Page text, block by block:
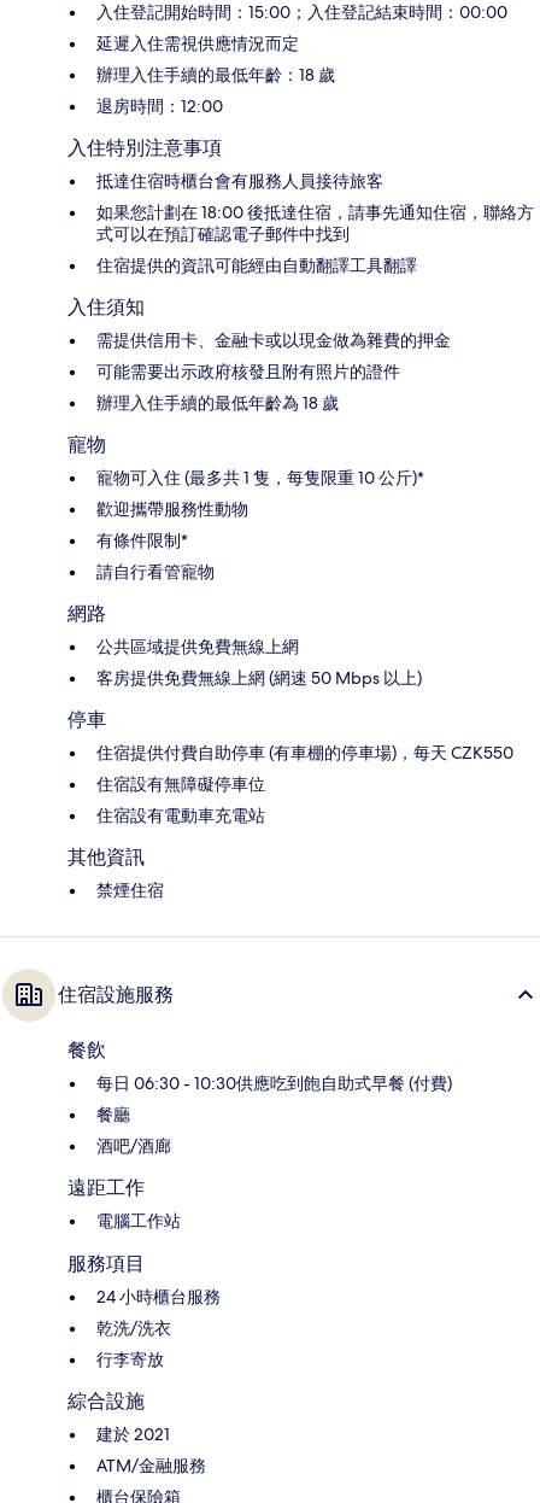
入住登記開始時間：15:00；入住登記結束時間：00:00
延遲入住需視供應情況而定
辦理入住手續的最低年齡：18 歲
退房時間：12:00
入住特別注意事項
抵達住宿時櫃台會有服務人員接待旅客
如果您計劃在 18:00 後抵達住宿，請事先通知住宿，聯絡方
式可以在預訂確認電子郵件中找到
住宿提供的資訊可能經由自動翻譯工具翻譯
入住須知
需提供信用卡、金融卡或以現金做為雜費的押金
可能需要出示政府核發且附有照片的證件
辦理入住手續的最低年齡為 18 歲
寵物
寵物可入住 (最多共 1 隻，每隻限重 10 公斤)*
歡迎攜帶服務性動物
有條件限制*
請自行看管寵物
網路
公共區域提供免費無線上網
客房提供免費無線上網 (網速 50 Mbps 以上)
停車
住宿提供付費自助停車 (有車棚的停車場)，每天 CZK550
住宿設有無障礙停車位
住宿設有電動車充電站
其他資訊
禁煙住宿
住宿設施服務
餐飲
每日 06:30 - 10:30供應吃到飽自助式早餐 (付費)
餐廳
酒吧/酒廊
遠距工作
電腦工作站
服務項目
24 小時櫃台服務
乾洗/洗衣
行李寄放
綜合設施
建於 2021
ATM/金融服務
櫃台保險箱